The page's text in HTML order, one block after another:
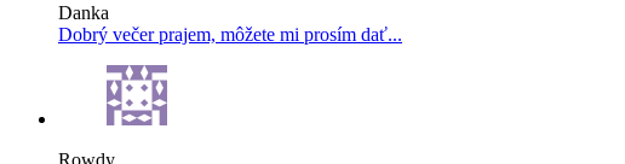
Danka
Dobrý večer prajem, môžete mi prosím dať...
Rowdy